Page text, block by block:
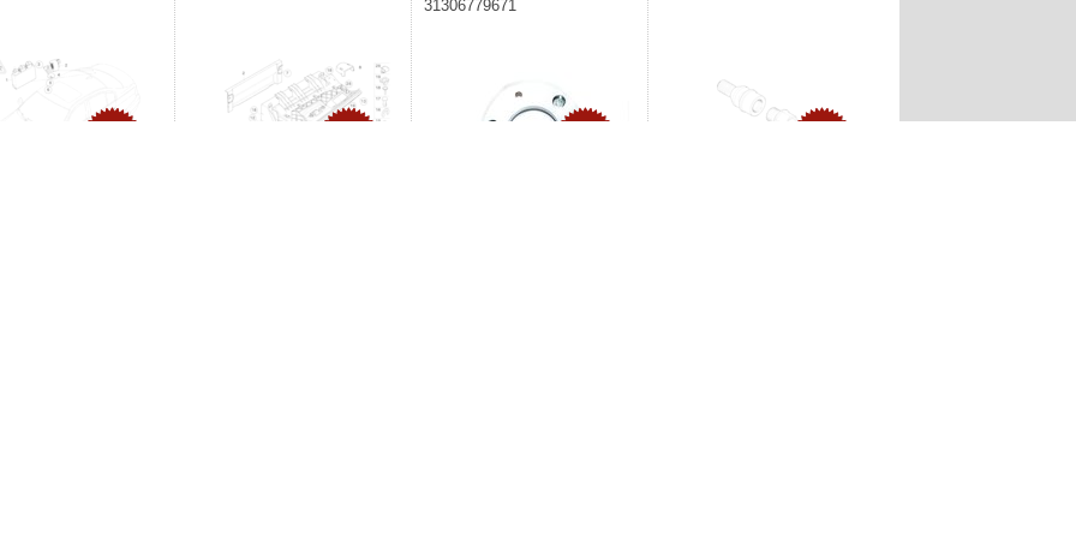
31306779671